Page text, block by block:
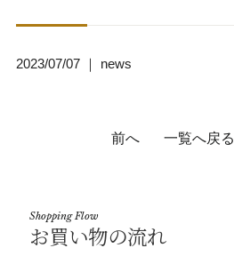
2023/07/07 ｜ news
前へ 一覧へ戻る
Shopping Flow
お買い物の流れ